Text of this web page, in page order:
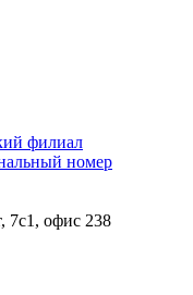
филиал
номер
7с1, офис 238